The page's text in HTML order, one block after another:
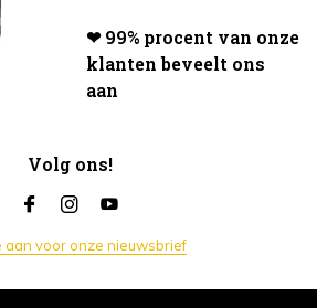
❤ 99% procent van onze
klanten beveelt ons
aan
Volg ons!
aan voor onze nieuwsbrief